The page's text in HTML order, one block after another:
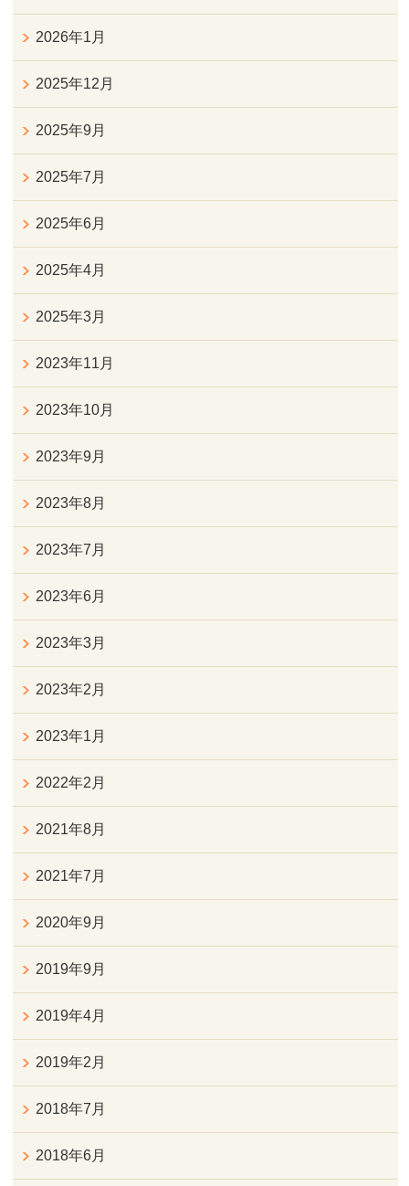
2026年1月
2025年12月
2025年9月
2025年7月
2025年6月
2025年4月
2025年3月
2023年11月
2023年10月
2023年9月
2023年8月
2023年7月
2023年6月
2023年3月
2023年2月
2023年1月
2022年2月
2021年8月
2021年7月
2020年9月
2019年9月
2019年4月
2019年2月
2018年7月
2018年6月